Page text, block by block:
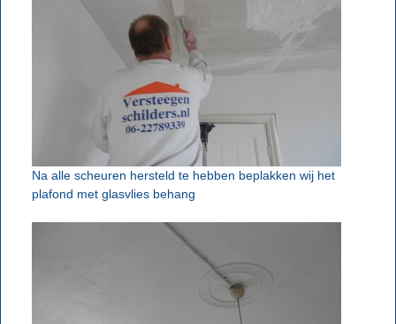
Na alle scheuren hersteld te hebben beplakken wij het
plafond met glasvlies behang